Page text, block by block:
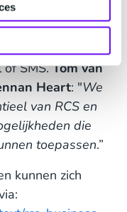
show te
van RCS-
drie keer
of SMS.Tom van
Heart: "We
van RCS en
die
toepassen.”
kunnen zich